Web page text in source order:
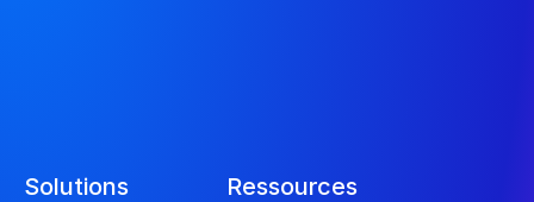
Solutions Ressources